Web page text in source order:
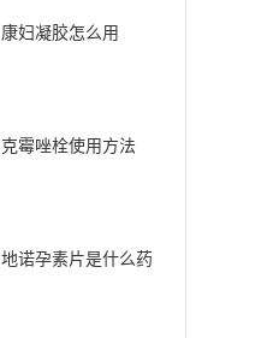
康妇凝胶怎么用
克霉唑栓使用方法
地诺孕素片是什么药